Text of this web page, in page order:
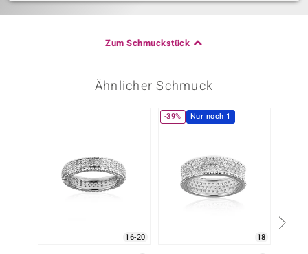
Zum Schmuckstück
Ähnlicher Schmuck
16-20
-39% Nur noch 1
18